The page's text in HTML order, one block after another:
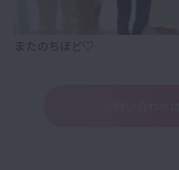
またのちほど♡